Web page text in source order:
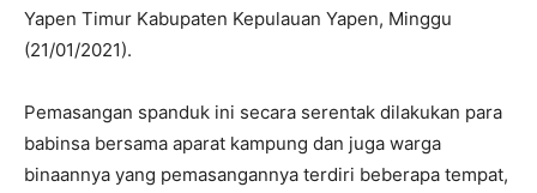
Yapen Timur Kabupaten Kepulauan Yapen, Minggu
(21/01/2021).
Pemasangan spanduk ini secara serentak dilakukan para
babinsa bersama aparat kampung dan juga warga
binaannya yang pemasangannya terdiri beberapa tempat,